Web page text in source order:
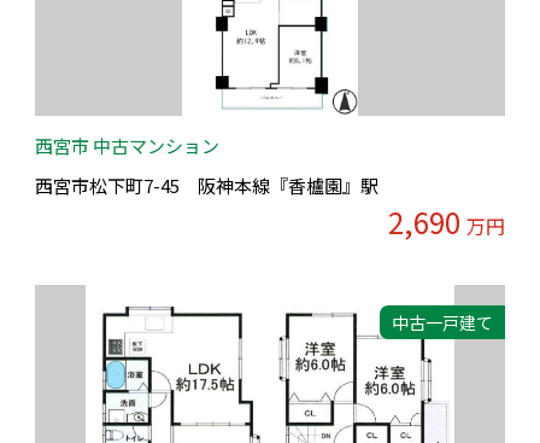
西宮市 中古マンション
西宮市松下町7-45 阪神本線『香櫨園』駅
2,690 万円
中古一戸建て